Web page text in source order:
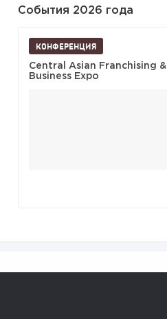
События 2026 года
КОНФЕРЕНЦИЯ
Central Asian Franchising &
Business Expo